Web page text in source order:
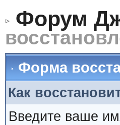
Форум
Форма
Как
Введите ваше